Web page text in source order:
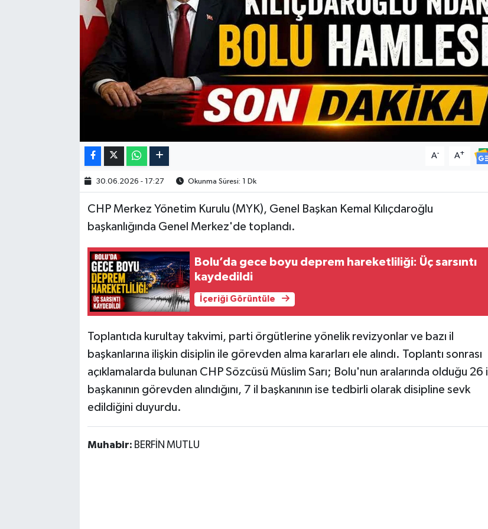
A- A+
30.06.2026 - 17:27 Okunma Süresi: 1 Dk
CHP Merkez Yönetim Kurulu (MYK), Genel Başkan Kemal Kılıçdaroğlu
başkanlığında Genel Merkez'de toplandı.
Bolu’da gece boyu deprem hareketliliği: Üç sarsıntı
kaydedildi
İçeriği Görüntüle
Toplantıda kurultay takvimi, parti örgütlerine yönelik revizyonlar ve bazı il
başkanlarına ilişkin disiplin ile görevden alma kararları ele alındı. Toplantı sonrası
açıklamalarda bulunan CHP Sözcüsü Müslim Sarı; Bolu'nun aralarında olduğu 26 il
başkanının görevden alındığını, 7 il başkanının ise tedbirli olarak disipline sevk
edildiğini duyurdu.
Muhabir: BERFİN MUTLU